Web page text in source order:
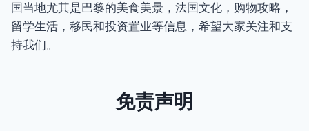
国当地尤其是巴黎的美食美景，法国文化，购物攻略，
留学生活，移民和投资置业等信息，希望大家关注和支
持我们。
免责声明